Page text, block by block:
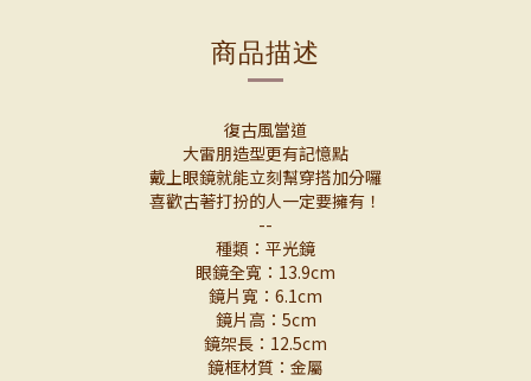
商品描述
復古風當道
大雷朋造型更有記憶點
戴上眼鏡就能立刻幫穿搭加分囉
喜歡古著打扮的人一定要擁有！
--
種類：平光鏡
眼鏡全寬：13.9cm
鏡片寬：6.1cm
鏡片高：5cm
鏡架長：12.5cm
鏡框材質：金屬